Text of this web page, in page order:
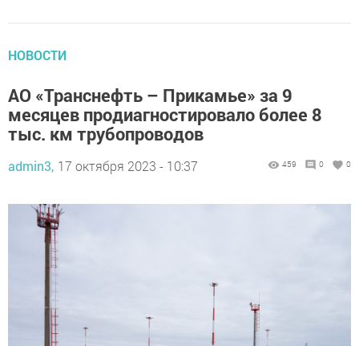
НОВОСТИ
АО «Транснефть – Прикамье» за 9
месяцев продиагностировало более 8
тыс. км трубопроводов
admin3, 17 октября 2023 - 10:37 459 0 0